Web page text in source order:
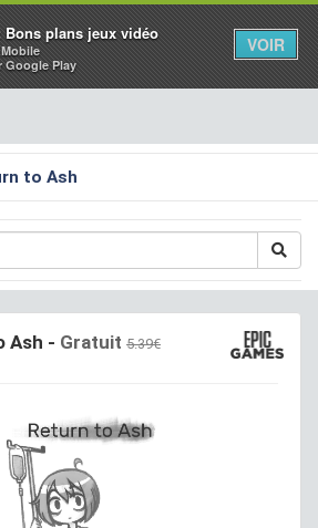
Bons plans jeux vidéo
Google Play
VOIR
to Ash
Ash - Gratuit 5.39€